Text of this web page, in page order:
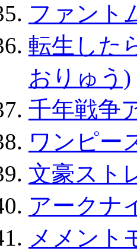
ファント
転生した
おりゅう)
千年戦争
ワンピー
文豪スト
アークナ
メメント